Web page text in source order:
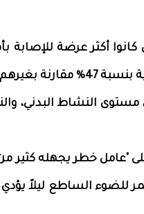
أكثر عرضة للإصابة
النشاط البدني،
"عامل خطر يجهله كثير
للضوء الساطع ليلاً